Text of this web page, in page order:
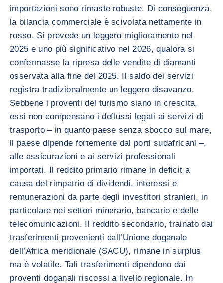
importazioni sono rimaste robuste. Di conseguenza,
la bilancia commerciale è scivolata nettamente in
rosso. Si prevede un leggero miglioramento nel
2025 e uno più significativo nel 2026, qualora si
confermasse la ripresa delle vendite di diamanti
osservata alla fine del 2025. Il saldo dei servizi
registra tradizionalmente un leggero disavanzo.
Sebbene i proventi del turismo siano in crescita,
essi non compensano i deflussi legati ai servizi di
trasporto – in quanto paese senza sbocco sul mare,
il paese dipende fortemente dai porti sudafricani –,
alle assicurazioni e ai servizi professionali
importati. Il reddito primario rimane in deficit a
causa del rimpatrio di dividendi, interessi e
remunerazioni da parte degli investitori stranieri, in
particolare nei settori minerario, bancario e delle
telecomunicazioni. Il reddito secondario, trainato dai
trasferimenti provenienti dall’Unione doganale
dell’Africa meridionale (SACU), rimane in surplus
ma è volatile. Tali trasferimenti dipendono dai
proventi doganali riscossi a livello regionale. In